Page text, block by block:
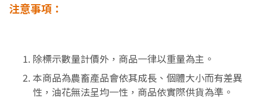
注意事項：
除標示數量計價外，商品一律以重量為主。
本商品為農畜產品會依其成長、個體大小而有差異
性，油花無法呈均一性，商品依實際供貨為準。